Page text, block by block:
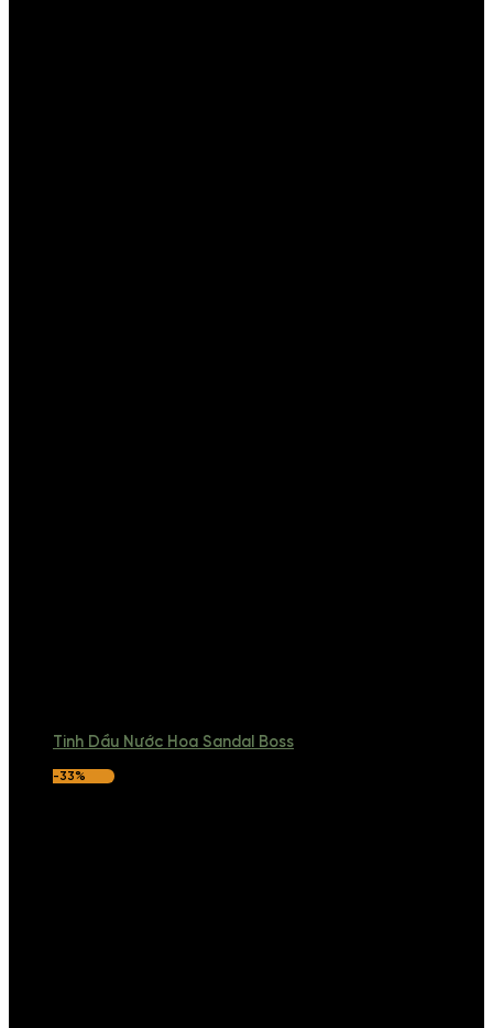
Tinh Dầu Nước Hoa Sandal Boss
-33%